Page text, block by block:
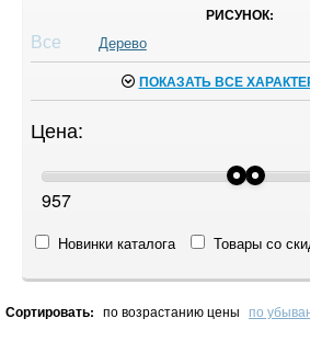
РИСУНОК:
Все Дерево
ПОКАЗАТЬ ВСЕ
Цена:
957
Новинки каталога Товары со
Сортировать: по возрастанию цены по